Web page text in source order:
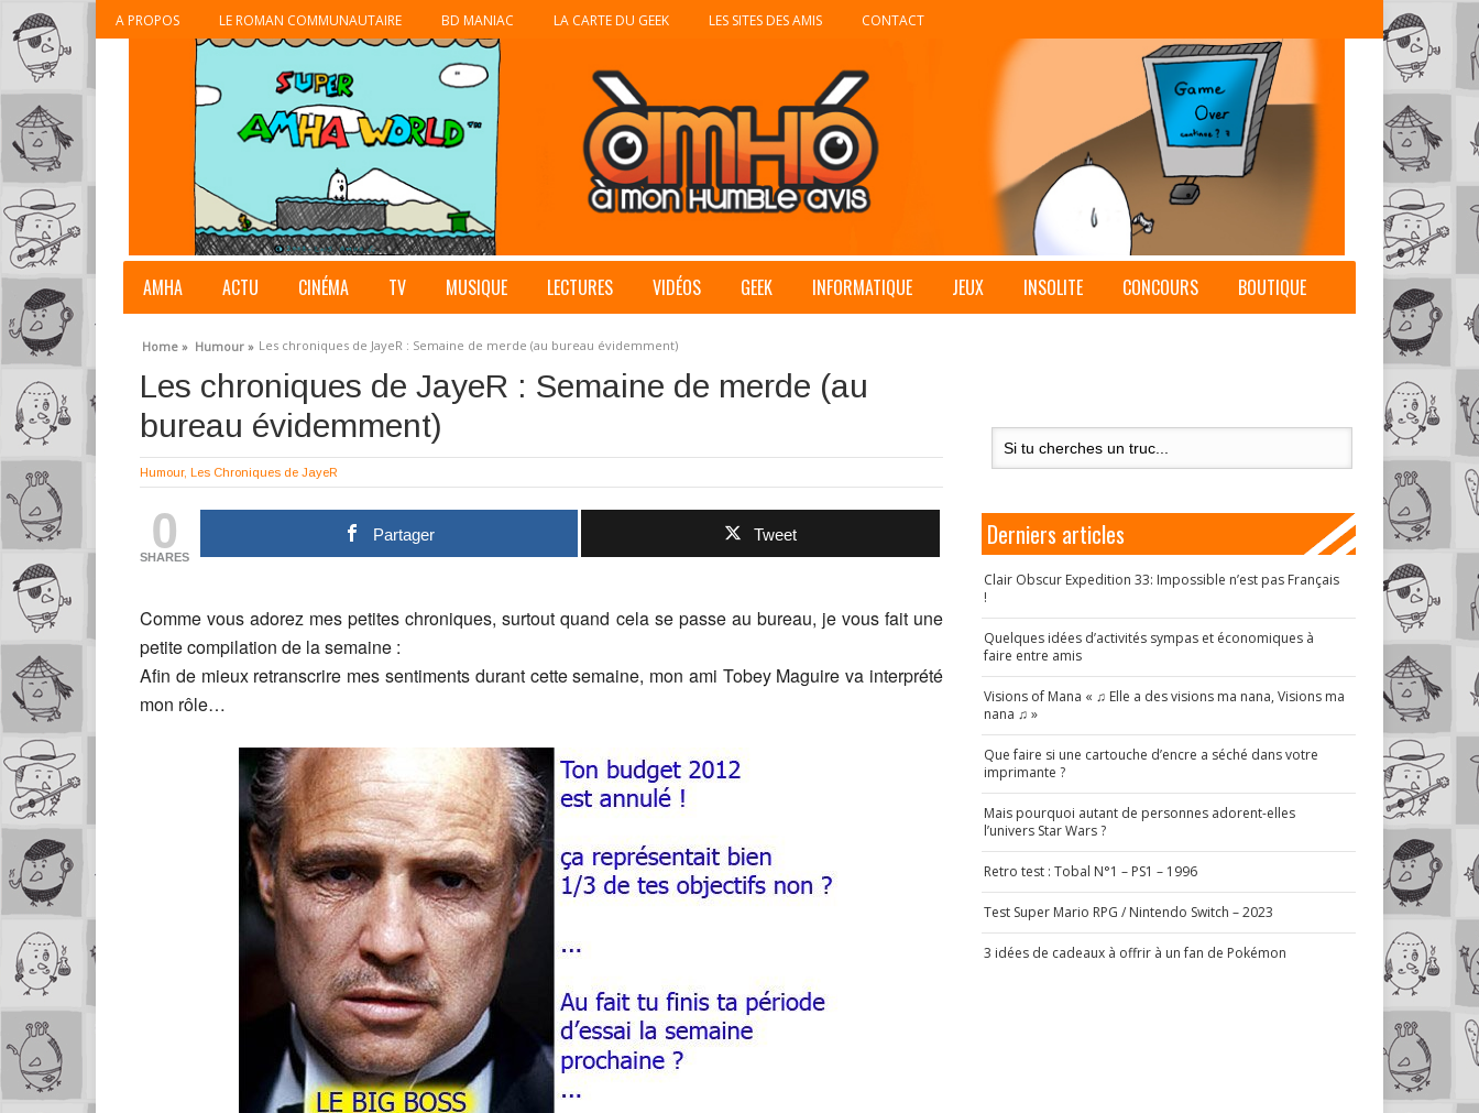
A PROPOS LE ROMAN COMMUNAUTAIRE BD MANIAC LA CARTE DU GEEK LES SITES DES AMIS CONTACT
AMHA ACTU CINÉMA TV MUSIQUE LECTURES VIDÉOS GEEK INFORMATIQUE JEUX INSOLITE CONCOURS BOUTIQUE
Home » Humour » Les chroniques de JayeR : Semaine de merde (au bureau évidemment)
Les chroniques de JayeR : Semaine de merde (au
bureau évidemment)
Humour, Les Chroniques de JayeR
0
SHARES
Partager Tweet
Comme vous adorez mes petites chroniques, surtout quand cela se passe au bureau, je vous fait une
petite compilation de la semaine :
Afin de mieux retranscrire mes sentiments durant cette semaine, mon ami Tobey Maguire va interprété
mon rôle…
Derniers articles
Clair Obscur Expedition 33: Impossible n’est pas Français
!
Quelques idées d’activités sympas et économiques à
faire entre amis
Visions of Mana « ♫ Elle a des visions ma nana, Visions ma
nana ♫ »
Que faire si une cartouche d’encre a séché dans votre
imprimante ?
Mais pourquoi autant de personnes adorent-elles
l’univers Star Wars ?
Retro test : Tobal N°1 – PS1 – 1996
Test Super Mario RPG / Nintendo Switch – 2023
3 idées de cadeaux à offrir à un fan de Pokémon